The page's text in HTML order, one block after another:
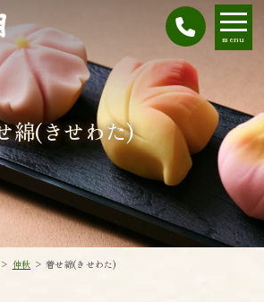
menu
綿(きせわた)
> 仲秋 >着せ綿(きせわた)